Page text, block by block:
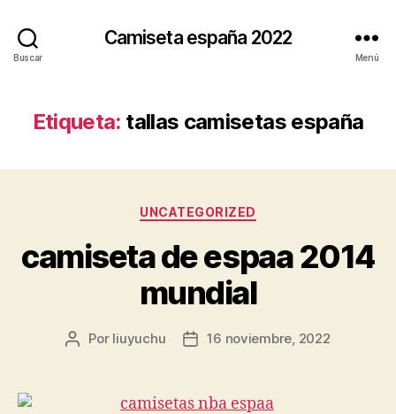
Buscar
Camiseta españa 2022
Menú
Etiqueta: tallas camisetas españa
Categorías
UNCATEGORIZED
camiseta de espaa 2014
mundial
Autor
entrada
Por liuyuchu
Fecha
entrada
16 noviembre, 2022